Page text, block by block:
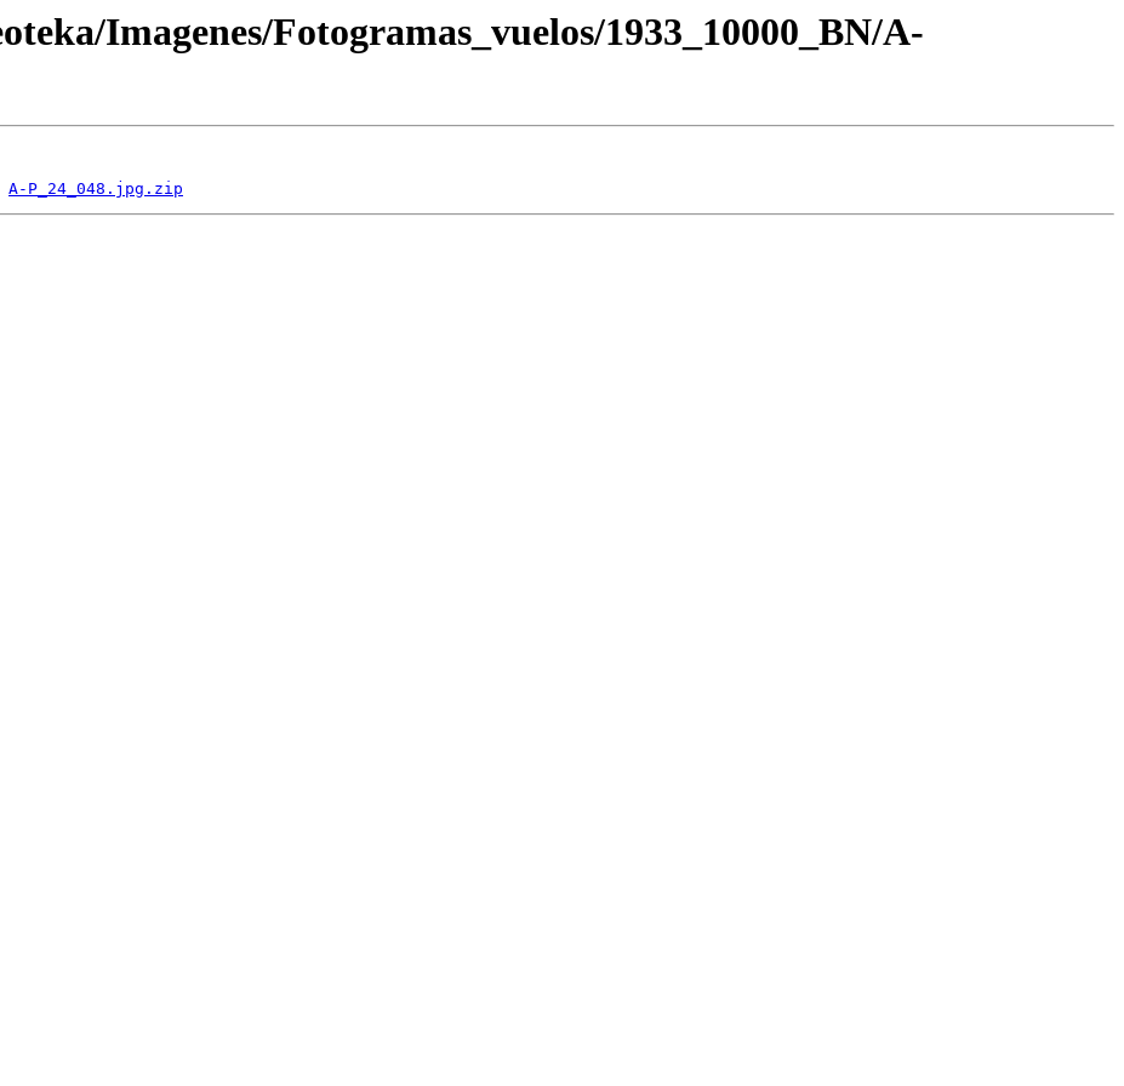
Imagenes/Fotogramas_vuelos/1933_10000_BN/A-
A-P_24_048.jpg.zip